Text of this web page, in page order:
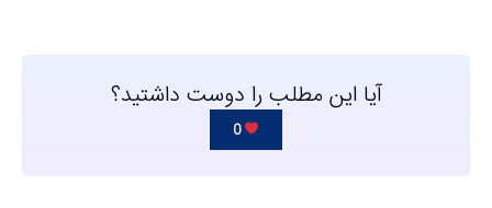
آیا این مطلب را دوست داشتید؟
0